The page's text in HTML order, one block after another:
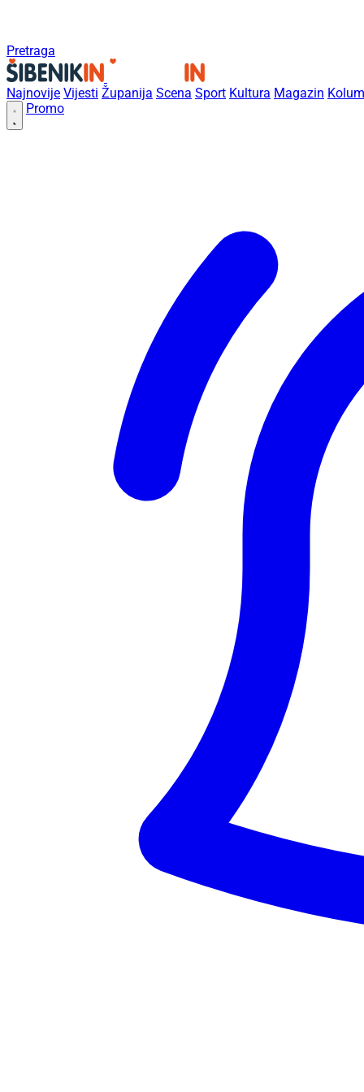
Pretraga
Najnovije Vijesti Županija Scena Sport Kultura Magazin
Promo